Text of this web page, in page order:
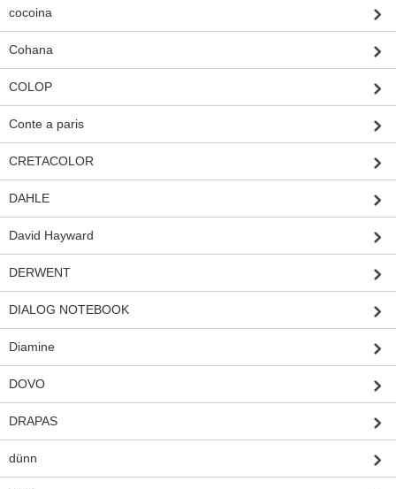
cocoina
Cohana
COLOP
Conte a paris
CRETACOLOR
DAHLE
David Hayward
DERWENT
DIALOG NOTEBOOK
Diamine
DOVO
DRAPAS
dünn